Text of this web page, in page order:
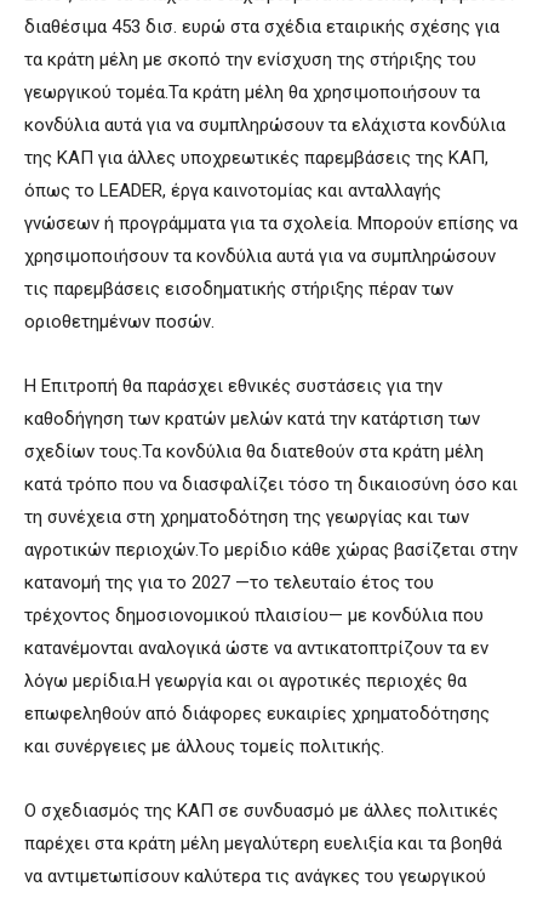
διαθέσιμα 453 δισ. ευρώ στα σχέδια εταιρικής σχέσης για
τα κράτη μέλη με σκοπό την ενίσχυση της στήριξης του
γεωργικού τομέα.Τα κράτη μέλη θα χρησιμοποιήσουν τα
κονδύλια αυτά για να συμπληρώσουν τα ελάχιστα κονδύλια
της ΚΑΠ για άλλες υποχρεωτικές παρεμβάσεις της ΚΑΠ,
όπως το LEADER, έργα καινοτομίας και ανταλλαγής
γνώσεων ή προγράμματα για τα σχολεία. Μπορούν επίσης να
χρησιμοποιήσουν τα κονδύλια αυτά για να συμπληρώσουν
τις παρεμβάσεις εισοδηματικής στήριξης πέραν των
οριοθετημένων ποσών.
Η Επιτροπή θα παράσχει εθνικές συστάσεις για την
καθοδήγηση των κρατών μελών κατά την κατάρτιση των
σχεδίων τους.Τα κονδύλια θα διατεθούν στα κράτη μέλη
κατά τρόπο που να διασφαλίζει τόσο τη δικαιοσύνη όσο και
τη συνέχεια στη χρηματοδότηση της γεωργίας και των
αγροτικών περιοχών.Το μερίδιο κάθε χώρας βασίζεται στην
κατανομή της για το 2027 —το τελευταίο έτος του
τρέχοντος δημοσιονομικού πλαισίου— με κονδύλια που
κατανέμονται αναλογικά ώστε να αντικατοπτρίζουν τα εν
λόγω μερίδια.Η γεωργία και οι αγροτικές περιοχές θα
επωφεληθούν από διάφορες ευκαιρίες χρηματοδότησης
και συνέργειες με άλλους τομείς πολιτικής.
Ο σχεδιασμός της ΚΑΠ σε συνδυασμό με άλλες πολιτικές
παρέχει στα κράτη μέλη μεγαλύτερη ευελιξία και τα βοηθά
να αντιμετωπίσουν καλύτερα τις ανάγκες του γεωργικού